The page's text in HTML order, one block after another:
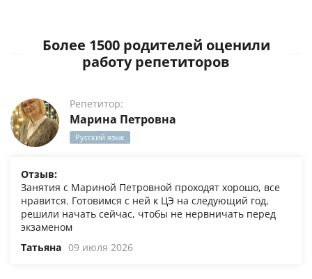
Более 1500 родителей оценили
работу репетиторов
Репетитор:
Марина Петровна
Русский язык
Отзыв:
Занятия с Мариной Петровной проходят хорошо, все
нравится. Готовимся с ней к ЦЭ на следующий год,
решили начать сейчас, чтобы не нервничать перед
экзаменом
Татьяна 09 июля 2026